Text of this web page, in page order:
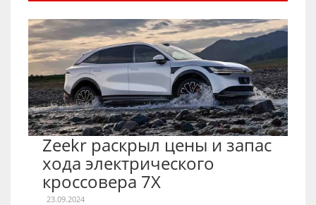
Zeekr раскрыл цены и запас
хода электрического
кроссовера 7X
23.09.2024